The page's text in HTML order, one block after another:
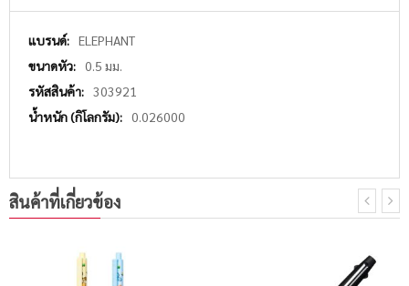
More
Information
ELEPHANT
0.5 มม.
303921
0.026000
สินค้าที่เกี่ยวข้อง